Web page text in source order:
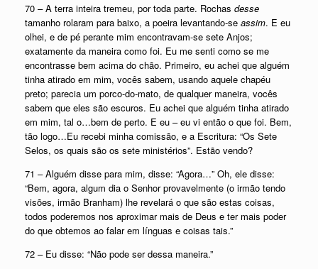
70 – A terra inteira tremeu, por toda parte. Rochas desse
tamanho rolaram para baixo, a poeira levantando-se assim. E eu
olhei, e de pé perante mim encontravam-se sete Anjos;
exatamente da maneira como foi. Eu me senti como se me
encontrasse bem acima do chão. Primeiro, eu achei que alguém
tinha atirado em mim, vocês sabem, usando aquele chapéu
preto; parecia um porco-do-mato, de qualquer maneira, vocês
sabem que eles são escuros. Eu achei que alguém tinha atirado
em mim, tal o…bem de perto. E eu – eu vi então o que foi. Bem,
tão logo…Eu recebi minha comissão, e a Escritura: “Os Sete
Selos, os quais são os sete ministérios”. Estão vendo?
71 – Alguém disse para mim, disse: “Agora…” Oh, ele disse:
“Bem, agora, algum dia o Senhor provavelmente (o irmão tendo
visões, irmão Branham) lhe revelará o que são estas coisas,
todos poderemos nos aproximar mais de Deus e ter mais poder
do que obtemos ao falar em línguas e coisas tais.”
72 – Eu disse: “Não pode ser dessa maneira.”